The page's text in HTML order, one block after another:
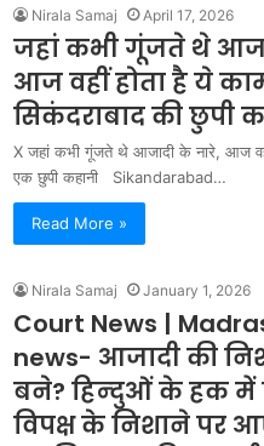
Nirala Samaj April 17, 2026
जहां कभी गूंजते थे
आज वहीं होता है ये
सिकंदराबाद की छुपी
X जहां कभी गूंजते थे आजादी के नारे, आज
एक छुपी कहानी Sikandarabad…
Read More »
Nirala Samaj January 1, 2026
Court News |
news- आजादी की
बने? ह‍िन्‍दुओं के हक
व‍िपक्ष के निशाने पर